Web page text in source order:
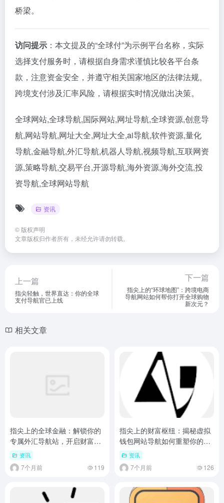
桥梁。
访问提示 ：本文提及的“全球付”为示例平台名称，实际
选择支付服务时，请根据自身需求谨慎比较各平台条
款，注意资金安全，并遵守相关国家地区的法律法规。
跨境支付涉及汇率风险，请根据实时情况做出决策。
全球网站,全球导航,国际网站,网址导航,全球资源,创意导
航,网站导航,网址大全,网址大全,ai导航,软件资源,量化
导航,金融导航,外汇导航,机器人导航,视频导航,互联网资
源,策略导航,交易平台,开源导航,海外资源,海外交流,投
资导航,全球网站导航
资讯
© 版权声明
文章版权归作者所有，未经允许请勿转载。
上一篇
指尖轻触，世界直达：你的全球
支付导航官已上线
下一篇
指尖上的“环球地图”：跨境电商
导航网站如何帮你打开全球购物
新次元？
相关文章
指尖上的全球金融：解锁你的
专属外汇导航站，开启财富新
航道资讯
7个月前 119
指尖上的财富枢纽：揭秘虚拟
钱包网站导航如何重塑你的数
字资产生活
资讯
7个月前 126